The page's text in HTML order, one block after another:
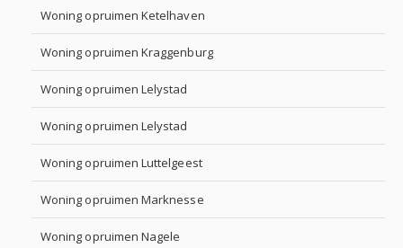
Woning opruimen Ketelhaven
Woning opruimen Kraggenburg
Woning opruimen Lelystad
Woning opruimen Lelystad
Woning opruimen Luttelgeest
Woning opruimen Marknesse
Woning opruimen Nagele